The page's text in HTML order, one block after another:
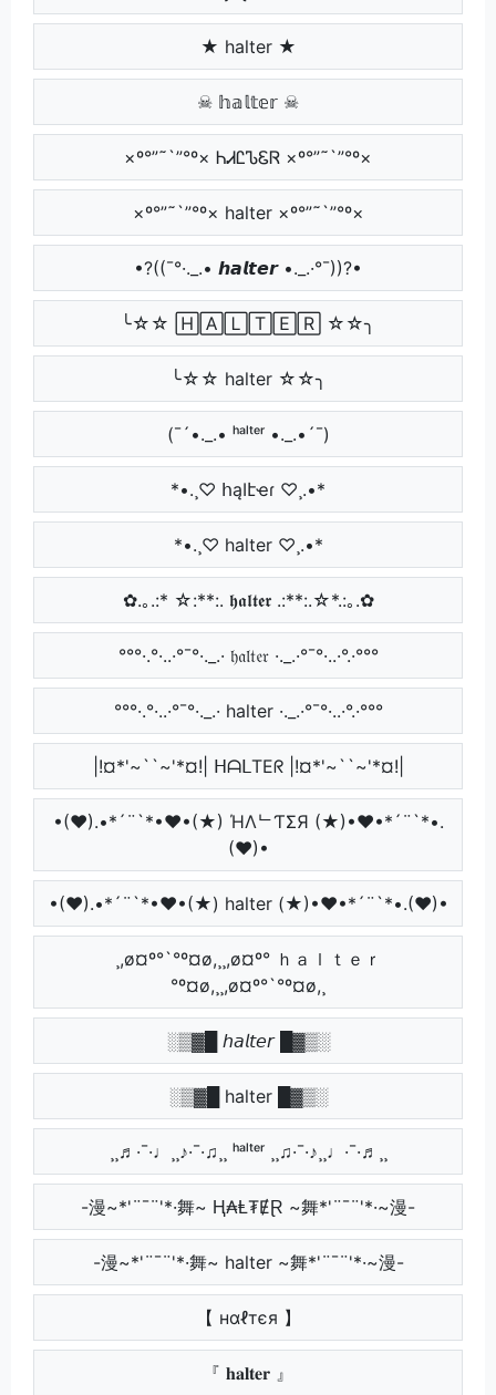
★ halter ★
☠ 𝕙𝕒𝕝𝕥𝕖𝕣 ☠
×º°”˜`”°º× ᏂᏗᏝᏖᏋᏒ ×º°”˜`”°º×
×º°”˜`”°º× halter ×º°”˜`”°º×
•?((¯°·._.• 𝙝𝙖𝙡𝙩𝙚𝙧 •._.·°¯))?•
╰☆☆ 🄷🄰🄻🅃🄴🅁 ☆☆╮
╰☆☆ halter ☆☆╮
(¯´•._.• ʰᵃˡᵗᵉʳ •._.•´¯)
*•.¸♡ հąӀէҽɾ ♡¸.•*
*•.¸♡ halter ♡¸.•*
✿.｡.:* ☆:**:. 𝖍𝖆𝖑𝖙𝖊𝖗 .:**:.☆*.:｡.✿
°°°·.°·..·°¯°·._.· 𝔥𝔞𝔩𝔱𝔢𝔯 ·._.·°¯°·..·°.·°°°
°°°·.°·..·°¯°·._.· halter ·._.·°¯°·..·°.·°°°
|!¤*'~``~'*¤!| ᕼᗩᒪTEᖇ |!¤*'~``~'*¤!|
•(♥).•*´¨`*•♥•(★) ΉΛᄂƬΣЯ (★)•♥•*´¨`*•.
(♥)•
•(♥).•*´¨`*•♥•(★) halter (★)•♥•*´¨`*•.(♥)•
¸,ø¤º°`°º¤ø,¸¸,ø¤º° ｈａｌｔｅｒ
°º¤ø,¸¸,ø¤º°`°º¤ø,¸
░▒▓█ 𝘩𝘢𝘭𝘵𝘦𝘳 █▓▒░
░▒▓█ halter █▓▒░
¸¸♬·¯·♩¸¸♪·¯·♫¸¸ ʰᵃˡᵗᵉʳ ¸¸♫·¯·♪¸¸♩·¯·♬¸¸
-漫~*'¨¯¨'*·舞~ Ⱨ₳Ⱡ₮ɆⱤ ~舞*'¨¯¨'*·~漫-
-漫~*'¨¯¨'*·舞~ halter ~舞*'¨¯¨'*·~漫-
【 нαℓтєя 】
『 𝐡𝐚𝐥𝐭𝐞𝐫 』